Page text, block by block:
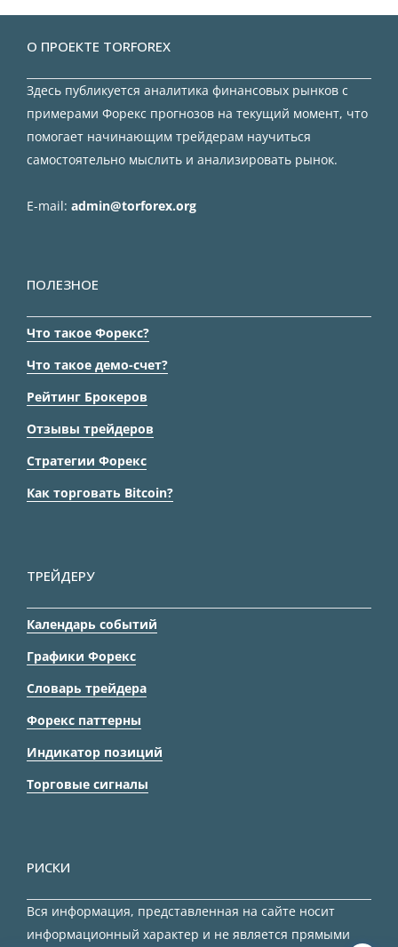
О ПРОЕКТЕ TORFOREX
Здесь публикуется аналитика финансовых рынков с
примерами Форекс прогнозов на текущий момент, что
помогает начинающим трейдерам научиться
самостоятельно мыслить и анализировать рынок.
E-mail: admin@torforex.org
ПОЛЕЗНОЕ
Что такое Форекс?
Что такое демо-счет?
Рейтинг Брокеров
Отзывы трейдеров
Стратегии Форекс
Как торговать Bitcoin?
ТРЕЙДЕРУ
Календарь событий
Графики Форекс
Словарь трейдера
Форекс паттерны
Индикатор позиций
Торговые сигналы
РИСКИ
Вся информация, представленная на сайте носит
информационный характер и не является прямыми